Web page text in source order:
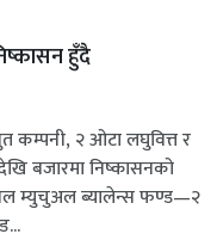
हुँदै
कम्पनी, २ ओटा लघुवित्त र
बजारमा निष्कासनको
म्युचुअल ब्यालेन्स फण्ड—२